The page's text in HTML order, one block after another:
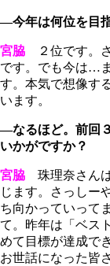
―今年は何位を目
宮脇 ２位です。
です。でも今は…
す。本気で想像す
います。
―なるほど。前回
いかがですか？
宮脇
珠理奈さん
じます。さっしー
ち向かっていって
て。昨年は「ベス
めて目標が達成で
お世話になった皆